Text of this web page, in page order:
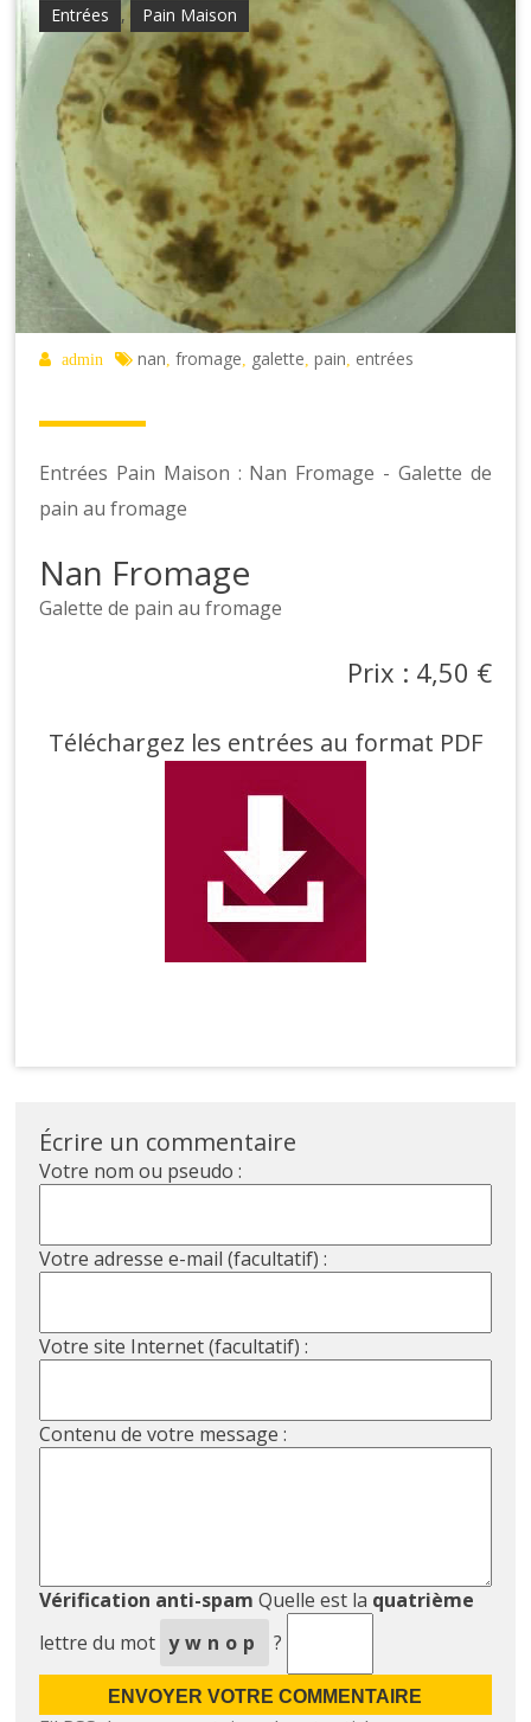
Entrées , Pain Maison
admin nan ,fromage galette ,pain entrées
Entrées Pain Maison : Nan Fromage - Galette de
pain au fromage
Nan Fromage
Galette de pain au fromage
Prix : 4,50 €
Téléchargez les entrées au format PDF
Écrire un commentaire
Votre nom ou pseudo :
Votre adresse e-mail (facultatif) :
Votre site Internet (facultatif) :
Contenu de votre message :
Vérification anti-spam Quelle est la quatrième
lettre du mot ywnop ?